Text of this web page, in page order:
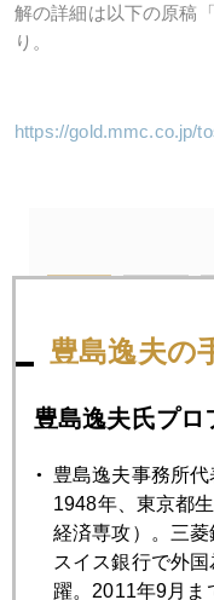
解の詳細は以下の原稿
り。
https://gold.mmc.co.jp/
7月 8月
2022年01月31日
パウエル氏、市場の
2022年01月28日
パウエル議長、強力
豊島逸夫の
豊島逸夫氏プロ
豊島逸夫事務所代
1948年、東京都
経済専攻）。三菱
スイス銀行で外
躍。2011年9月ま